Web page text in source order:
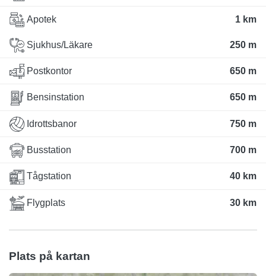
Apotek 1 km
Sjukhus/Läkare 250 m
Postkontor 650 m
Bensinstation 650 m
Idrottsbanor 750 m
Busstation 700 m
Tågstation 40 km
Flygplats 30 km
Plats på kartan